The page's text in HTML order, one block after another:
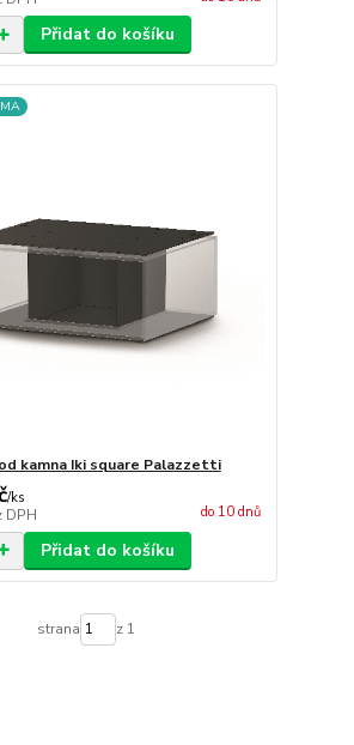
Přidat do košíku
kamna Iki square Palazzetti
/ks
DPH do 10 dnů
Přidat do košíku
strana z 1